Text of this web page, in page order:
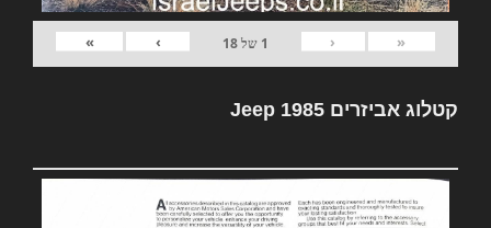
«
‹
1 של18
›
»
קטלוג אביזרים Jeep 1985